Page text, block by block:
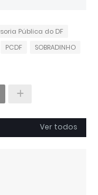
Pública do DF
PCDF
SOBRADINHO
Ver todos